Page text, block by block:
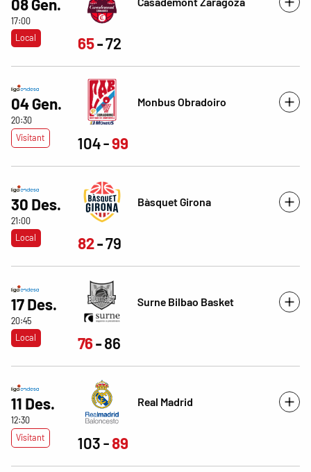
08 Gen.
17:00
Local
65 72
04 Gen.
20:30
Visitant
Monbus Obradoiro
104 99
30 Des.
21:00
Local
Bàsquet Girona
82 79
17 Des.
20:45
Local
Surne Bilbao Basket
76 86
11 Des.
12:30
Visitant
Real Madrid
103 89